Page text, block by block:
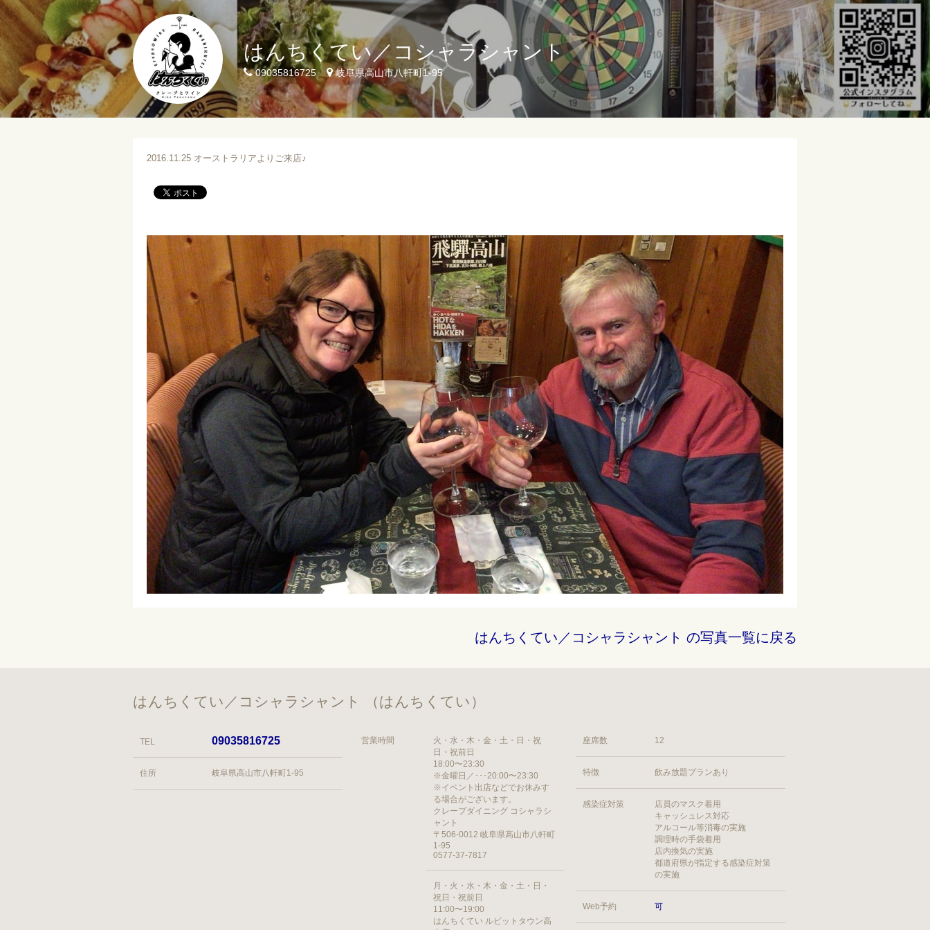
はんちくてい／コシャラシャント
09035816725 岐阜県高山市八軒町1-95
2016.11.25 オーストラリアよりご来店♪
はんちくてい／コシャラシャント の写真一覧に戻る
はんちくてい／コシャラシャント （はんちくてい）
TEL 09035816725
住所 岐阜県高山市八軒町1-95
営業時間
火・水・木・金・土・日・祝
日・祝前日
18:00〜23:30
※金曜日／･･･20:00〜23:30
※イベント出店などでお休みす
る場合がございます。
クレープダイニング コシャラシ
ャント
〒506-0012 岐阜県高山市八軒町
1-95
0577-37-7817
月・火・水・木・金・土・日・
祝日・祝前日
11:00〜19:00
はんちくてい ルビットタウン高
座席数 12
特徴 飲み放題プランあり
感染症対策
店員のマスク着用
キャッシュレス対応
アルコール等消毒の実施
調理時の手袋着用
店内換気の実施
都道府県が指定する感染症対策
の実施
Web予約 可